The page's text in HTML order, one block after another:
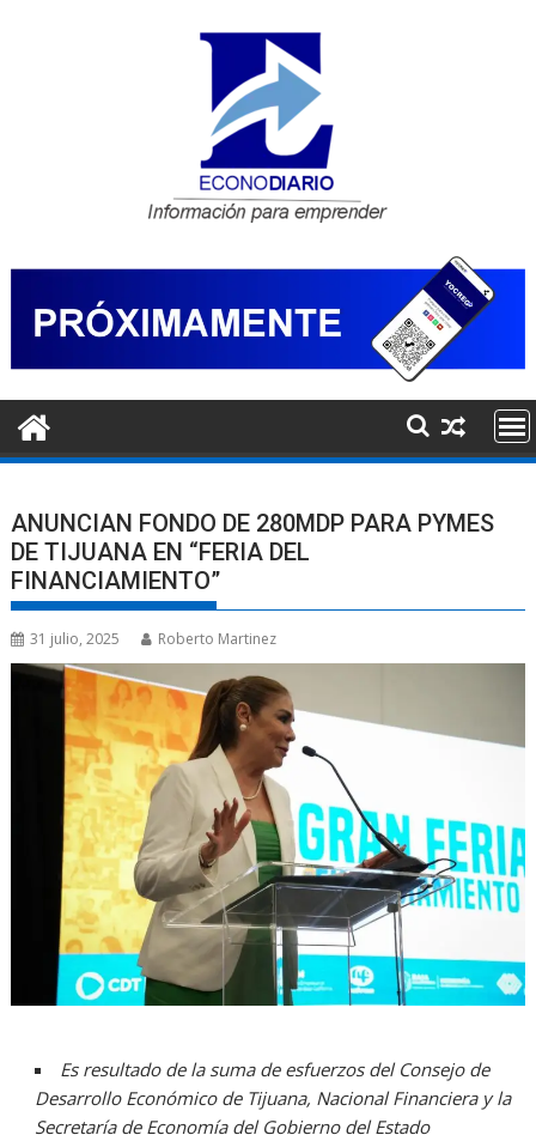
ANUNCIAN FONDO DE 280MDP PARA PYMES
DE TIJUANA EN “FERIA DEL
FINANCIAMIENTO”
31 julio, 2025 Roberto Martinez
Es resultado de la suma de esfuerzos del Consejo de
Desarrollo Económico de Tijuana, Nacional Financiera y la
Secretaría de Economía del Gobierno del Estado